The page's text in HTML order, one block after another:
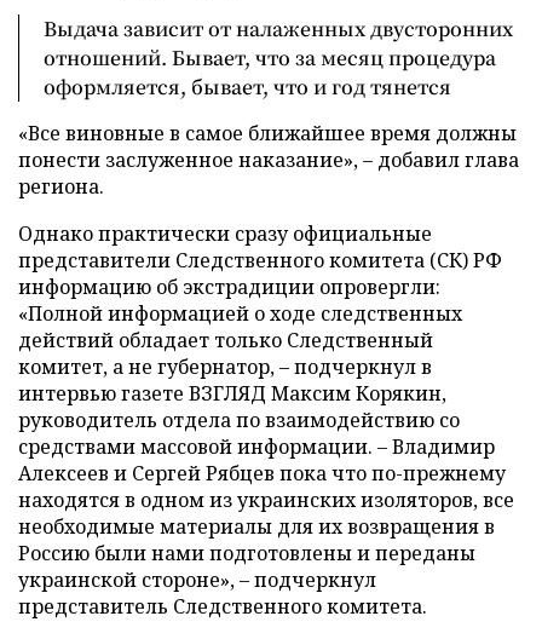
Выдача зависит от налаженных двусторонних
отношений. Бывает, что за месяц процедура
оформляется, бывает, что и год тянется
«Все виновные в самое ближайшее время должны
понести заслуженное наказание»,– добавил глава
региона.
Однако практически сразу официальные
представители Следственного комитета (СК) РФ
информацию об экстрадиции опровергли:
«Полной информацией о ходе следственных
действий обладает только Следственный
комитет, а не губернатор,–подчеркнул в
интервью газете ВЗГЛЯД Максим Корякин,
руководитель отдела по взаимодействию со
средствами массовой информации. –Владимир
Алексеев и Сергей Рябцев пока что по-прежнему
находятся в одном из украинских изоляторов, все
необходимые материалы для их возвращения в
Россию были нами подготовлены и переданы
украинской стороне»,–подчеркнул
представитель Следственного комитета.